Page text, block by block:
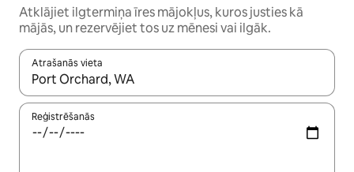
Atklājiet ilgtermiņa īres mājokļus, kuros justies kā
mājās, un rezervējiet tos uz mēnesi vai ilgāk.
Atrašanās vieta
Kad rezultāti kļūs pieejami, izmantojiet bultiņu uz augšu un
Reģistrēšanās